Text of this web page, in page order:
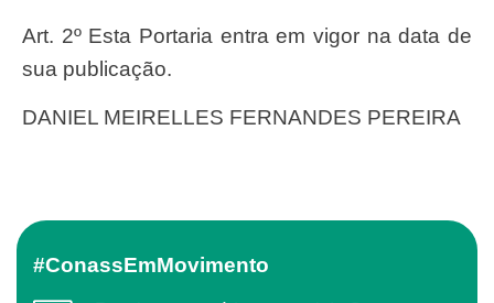
Art. 2º Esta Portaria entra em vigor na data de
sua publicação.
DANIEL MEIRELLES FERNANDES PEREIRA
#ConassEmMovimento